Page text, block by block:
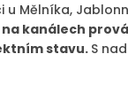
Mělníka,
kanálech
stavu. S